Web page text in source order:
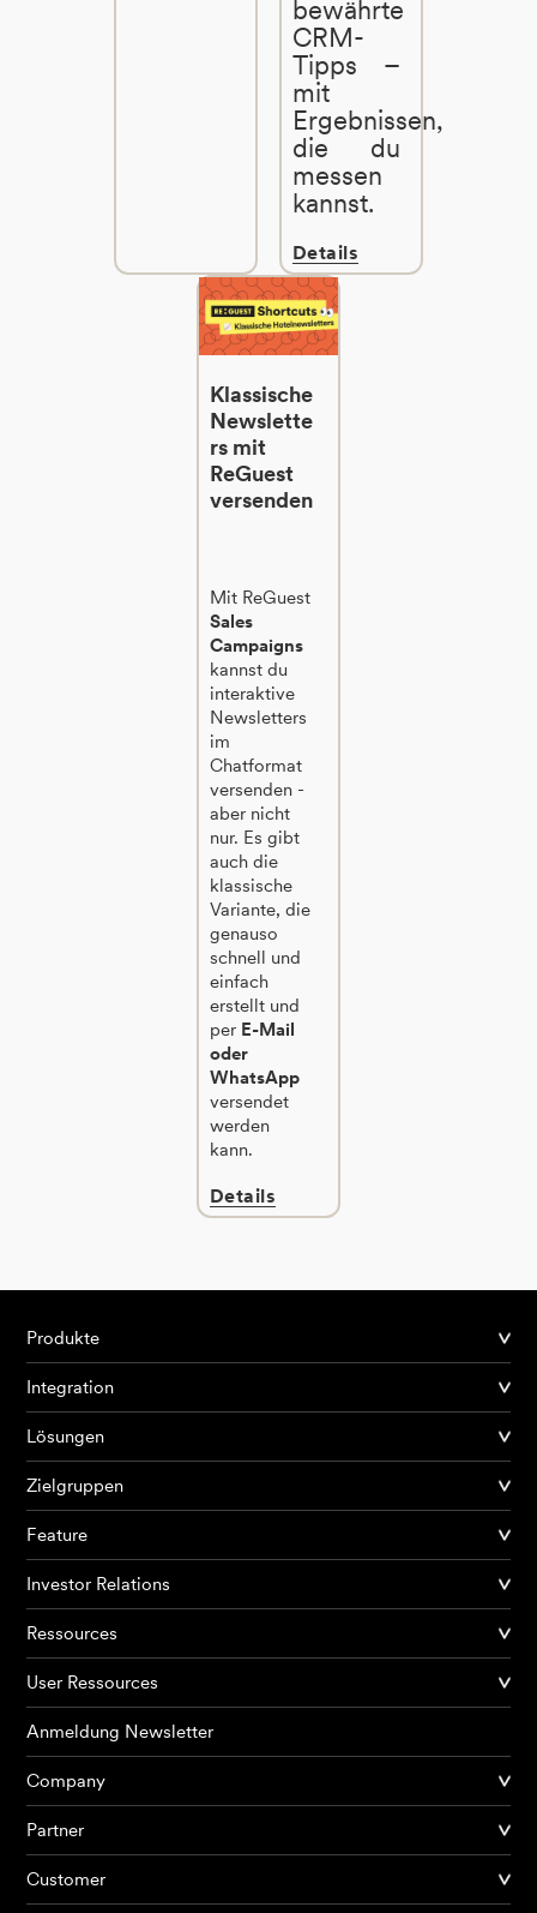
Produkte
bewährte
CRM-
Tipps –
mit
Ergebnissen,
die du
messen
kannst.
Details
Klassische
Newslette
rs mit
ReGuest
versenden
Mit ReGuest
Sales
Campaigns
kannst du
interaktive
Newsletters
im
Chatformat
versenden -
aber nicht
nur. Es gibt
auch die
klassische
Variante, die
genauso
schnell und
einfach
erstellt und
per E-Mail
oder
WhatsApp
versendet
werden
kann.
Details
Produkte
Integration
Lösungen
Zielgruppen
Feature
Investor Relations
Ressources
User Ressources
Anmeldung Newsletter
Company
Partner
Customer